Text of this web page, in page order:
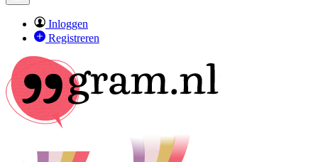
Inloggen
Registreren